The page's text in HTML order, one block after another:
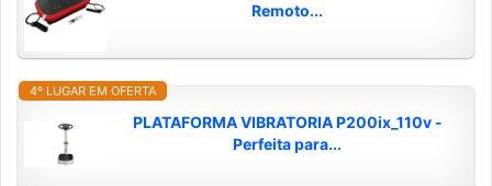
Remoto...
4º LUGAR EM OFERTA
PLATAFORMA VIBRATORIA P200ix_110v -
Perfeita para...